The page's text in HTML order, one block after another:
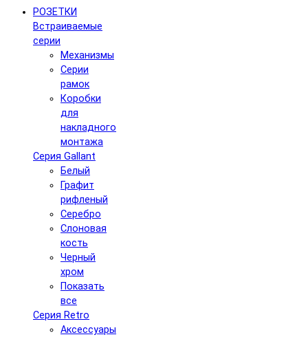
РОЗЕТКИ
Встраиваемые
серии
Механизмы
Серии
рамок
Коробки
для
накладного
монтажа
Серия Gallant
Белый
Графит
рифленый
Серебро
Слоновая
кость
Черный
хром
Показать
все
Серия Retro
Аксессуары